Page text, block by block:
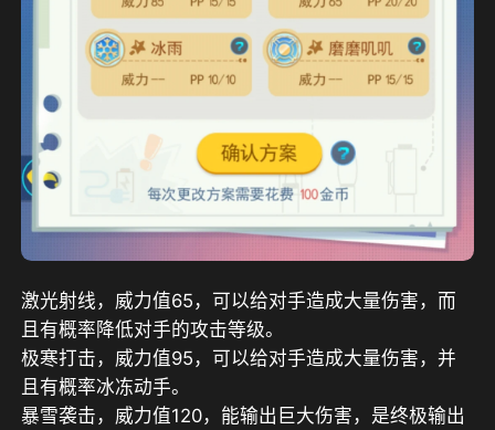
激光射线，威力值65，可以给对手造成大量伤害，而
且有概率降低对手的攻击等级。
极寒打击，威力值95，可以给对手造成大量伤害，并
且有概率冰冻动手。
暴雪袭击，威力值120，能输出巨大伤害，是终极输出